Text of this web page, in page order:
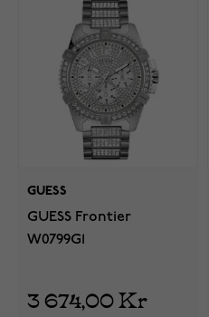
GUESS
GUESS Frontier
W0799G1
3 674,00 Kr